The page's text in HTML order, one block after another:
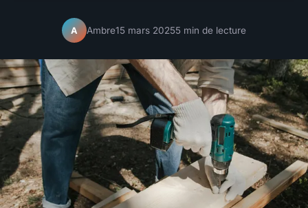
A Ambre15 mars 20255 min de lecture